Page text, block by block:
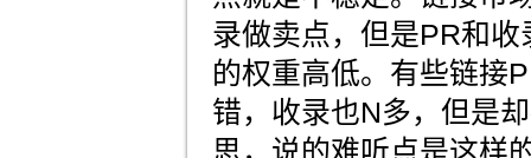
录做卖点，但是PR和
的权重高低。有些链接
错，收录也N多，但是
思，说的难听点是这样